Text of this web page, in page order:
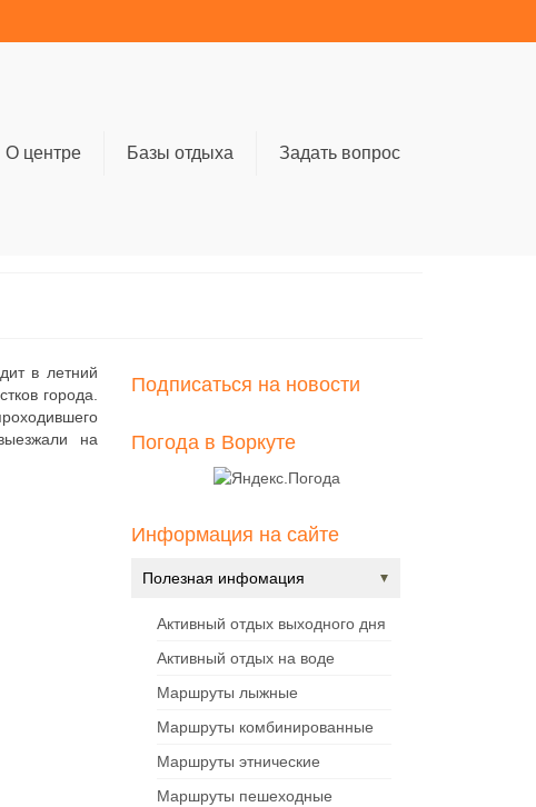
О центре Базы отдыха Задать вопрос
в летний
города.
на
Подписаться на новости
Погода в Воркуте
Информация на сайте
Полезная инфомация
Активный отдых выходного дня
Активный отдых на воде
Маршруты лыжные
Маршруты комбинированные
Маршруты этнические
Маршруты пешеходные